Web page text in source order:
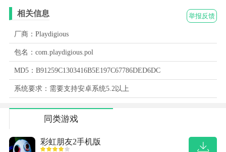
举报反馈
相关信息
厂商：Playdigious
包名：com.playdigious.pol
MD5：B91259C1303416B5E197C67786DED6DC
系统要求：需要支持安卓系统5.2以上
同类游戏
彩虹朋友2手机版